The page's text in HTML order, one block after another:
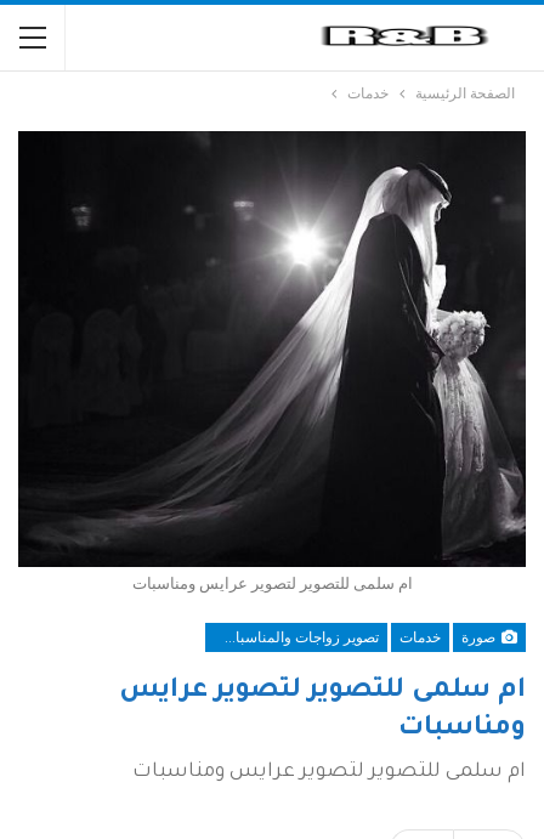
الصفحة الرئيسية خدمات
ام سلمى للتصوير لتصوير عرايس ومناسبات
صورة خدمات تصوير زواجات والمناسبات الرياض
ام سلمى للتصوير لتصوير عرايس
ومناسبات
ام سلمى للتصوير لتصوير عرايس ومناسبات